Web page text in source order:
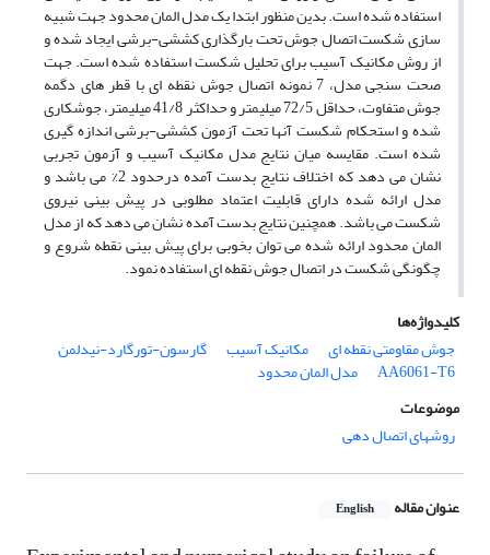
استفاده شده است. بدین منظور ابتدا یک مدل المان محدود جهت شبیه
سازی شکست اتصال جوش تحت بارگذاری کششی-برشی ایجاد شده و
از روش مکانیک آسیب برای تحلیل شکست استفاده شده است. جهت
صحت سنجی مدل، 7 نمونه اتصال جوش نقطه ای با قطر های دگمه
جوش متفاوت، حداقل 72/5 میلیمتر و حداکثر 41/8 میلیمتر، جوشکاری
شده و استحکام شکست آنها تحت آزمون کششی-برشی اندازه گیری
شده است. مقایسه میان نتایج مدل مکانیک آسیب و آزمون تجربی
نشان می دهد که اختلاف نتایج بدست آمده درحدود 2% می باشد و
مدل ارائه شده دارای قابلیت اعتماد مطلوبی در پیش بینی نیروی
شکست می باشد. همچنین نتایج بدست آمده نشان می دهد که از مدل
المان محدود ارائه شده می توان بخوبی برای پیش بینی نقطه شروع و
چگونگی شکست در اتصال جوش نقطه ای استفاده نمود.
کلیدواژه‌ها
جوش مقاومتی نقطه ای
مکانیک آسیب گارسون-تورگارد-نیدلمن
AA6061-T6
مدل المان محدود
موضوعات
روشهای اتصال دهی
عنوان مقاله English